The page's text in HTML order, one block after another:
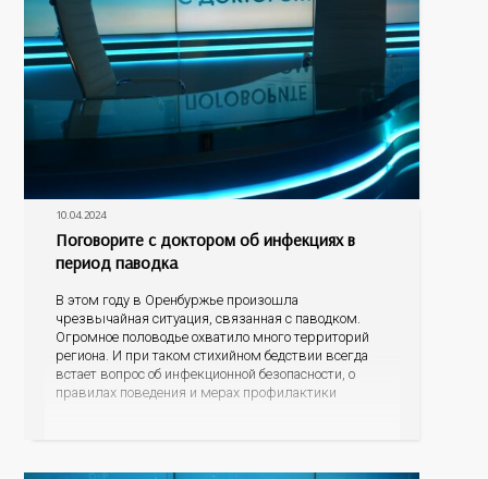
10.04.2024
Поговорите с доктором об инфекциях в
период паводка
В этом году в Оренбуржье произошла
чрезвычайная ситуация, связанная с паводком.
Огромное половодье охватило много территорий
региона. И при таком стихийном бедствии всегда
встает вопрос об инфекционной безопасности, о
правилах поведения и мерах профилактики